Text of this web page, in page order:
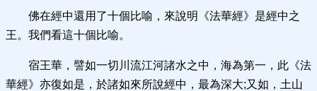
佛在經中還用了十個比喻，來說明《法華經》是經中之
王。我們看這十個比喻。
宿王華，譬如一切川流江河諸水之中，海為第一，此《法
華經》亦復如是，於諸如來所說經中，最為深大;又如，土山